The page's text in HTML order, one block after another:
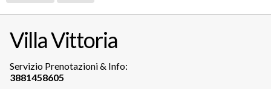
Villa Vittoria
Servizio Prenotazioni & Info: